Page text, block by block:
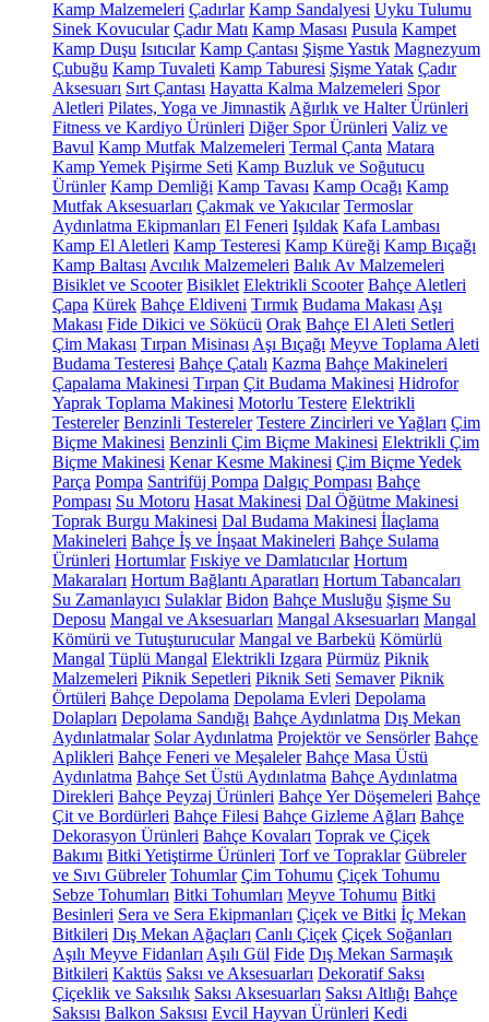
Kamp Malzemeleri Çadırlar Kamp Sandalyesi Uyku Tulumu
Sinek Kovucular Çadır Matı Kamp Masası Pusula Kampet
Kamp Duşu Isıtıcılar Kamp Çantası Şişme Yastık Magnezyum
Çubuğu Kamp Tuvaleti Kamp Taburesi Şişme Yatak Çadır
Aksesuarı Sırt Çantası Hayatta Kalma Malzemeleri Spor
Aletleri Pilates, Yoga ve Jimnastik Ağırlık ve Halter Ürünleri
Fitness ve Kardiyo Ürünleri Diğer Spor Ürünleri Valiz ve
Bavul Kamp Mutfak Malzemeleri Termal Çanta Matara
Kamp Yemek Pişirme Seti Kamp Buzluk ve Soğutucu
Ürünler Kamp Demliği Kamp Tavası Kamp Ocağı Kamp
Mutfak Aksesuarları Çakmak ve Yakıcılar Termoslar
Aydınlatma Ekipmanları El Feneri Işıldak Kafa Lambası
Kamp El Aletleri Kamp Testeresi Kamp Küreği Kamp Bıçağı
Kamp Baltası Avcılık Malzemeleri Balık Av Malzemeleri
Bisiklet ve Scooter Bisiklet Elektrikli Scooter Bahçe Aletleri
Çapa Kürek Bahçe Eldiveni Tırmık Budama Makası Aşı
Makası Fide Dikici ve Sökücü Orak Bahçe El Aleti Setleri
Çim Makası Tırpan Misinası Aşı Bıçağı Meyve Toplama Aleti
Budama Testeresi Bahçe Çatalı Kazma Bahçe Makineleri
Çapalama Makinesi Tırpan Çit Budama Makinesi Hidrofor
Yaprak Toplama Makinesi Motorlu Testere Elektrikli
Testereler Benzinli Testereler Testere Zincirleri ve Yağları Çim
Biçme Makinesi Benzinli Çim Biçme Makinesi Elektrikli Çim
Biçme Makinesi Kenar Kesme Makinesi Çim Biçme Yedek
Parça Pompa Santrifüj Pompa Dalgıç Pompası Bahçe
Pompası Su Motoru Hasat Makinesi Dal Öğütme Makinesi
Toprak Burgu Makinesi Dal Budama Makinesi İlaçlama
Makineleri Bahçe İş ve İnşaat Makineleri Bahçe Sulama
Ürünleri Hortumlar Fıskiye ve Damlatıcılar Hortum
Makaraları Hortum Bağlantı Aparatları Hortum Tabancaları
Su Zamanlayıcı Sulaklar Bidon Bahçe Musluğu Şişme Su
Deposu Mangal ve Aksesuarları Mangal Aksesuarları Mangal
Kömürü ve Tutuşturucular Mangal ve Barbekü Kömürlü
Mangal Tüplü Mangal Elektrikli Izgara Pürmüz Piknik
Malzemeleri Piknik Sepetleri Piknik Seti Semaver Piknik
Örtüleri Bahçe Depolama Depolama Evleri Depolama
Dolapları Depolama Sandığı Bahçe Aydınlatma Dış Mekan
Aydınlatmalar Solar Aydınlatma Projektör ve Sensörler Bahçe
Aplikleri Bahçe Feneri ve Meşaleler Bahçe Masa Üstü
Aydınlatma Bahçe Set Üstü Aydınlatma Bahçe Aydınlatma
Direkleri Bahçe Peyzaj Ürünleri Bahçe Yer Döşemeleri Bahçe
Çit ve Bordürleri Bahçe Filesi Bahçe Gizleme Ağları Bahçe
Dekorasyon Ürünleri Bahçe Kovaları Toprak ve Çiçek
Bakımı Bitki Yetiştirme Ürünleri Torf ve Topraklar Gübreler
ve Sıvı Gübreler Tohumlar Çim Tohumu Çiçek Tohumu
Sebze Tohumları Bitki Tohumları Meyve Tohumu Bitki
Besinleri Sera ve Sera Ekipmanları Çiçek ve Bitki İç Mekan
Bitkileri Dış Mekan Ağaçları Canlı Çiçek Çiçek Soğanları
Aşılı Meyve Fidanları Aşılı Gül Fide Dış Mekan Sarmaşık
Bitkileri Kaktüs Saksı ve Aksesuarları Dekoratif Saksı
Çiçeklik ve Saksılık Saksı Aksesuarları Saksı Altlığı Bahçe
Saksısı Balkon Saksısı Evcil Hayvan Ürünleri Kedi